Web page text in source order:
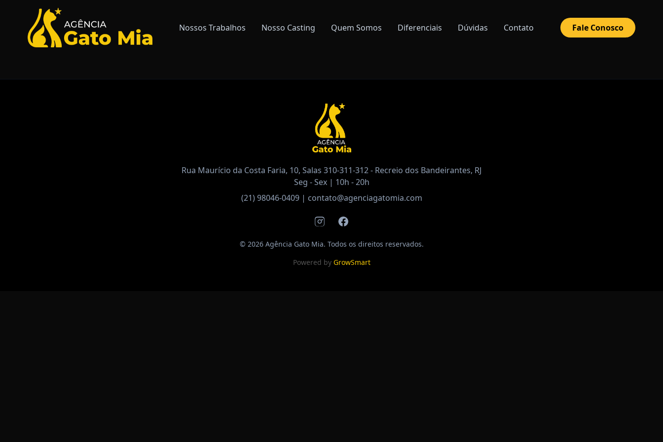
Nossos Trabalhos Nosso Casting Quem Somos Diferenciais Dúvidas Contato Fale Conosco
Rua Maurício da Costa Faria, 10, Salas 310-311-312 - Recreio dos Bandeirantes, RJ
Seg - Sex | 10h - 20h
(21) 98046-0409| contato@agenciagatomia.com
© 2026 Agência Gato Mia. Todos os direitos reservados.
Powered by GrowSmart